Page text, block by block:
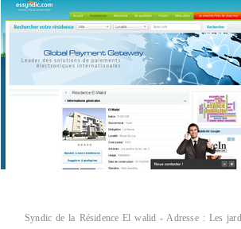
Syndic de la Résidence El walid - Adresse : Les